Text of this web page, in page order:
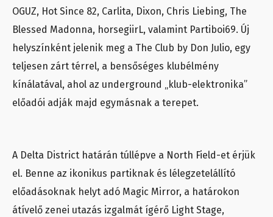
OGUZ, Hot Since 82, Carlita, Dixon, Chris Liebing, The
Blessed Madonna, horsegiirL, valamint Partiboi69. Új
helyszínként jelenik meg a The Club by Don Julio, egy
teljesen zárt térrel, a bensőséges klubélmény
kínálatával, ahol az underground „klub-elektronika”
előadói adják majd egymásnak a terepet.
A Delta District határán túllépve a North Field-et érjük
el. Benne az ikonikus partiknak és lélegzetelállító
előadásoknak helyt adó Magic Mirror, a határokon
átívelő zenei utazás izgalmát ígérő Light Stage,